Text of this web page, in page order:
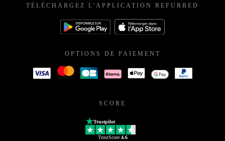
TÉLÉCHARGEZ L'APPLICATION REFURBED
OPTIONS DE PAIEMENT
SCORE
Trustpilot
TrustScore 4.6